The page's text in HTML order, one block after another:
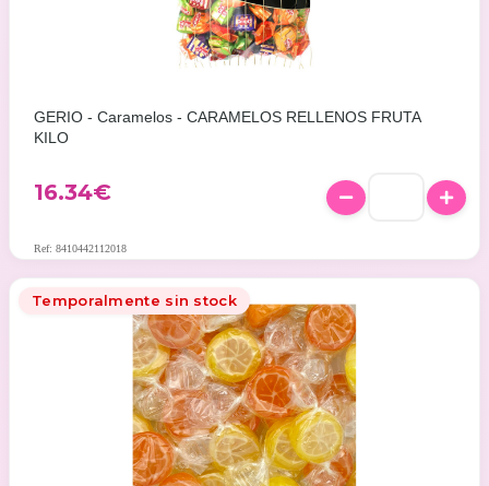
GERIO - Caramelos - CARAMELOS RELLENOS FRUTA
KILO
16.34€
Ref: 8410442112018
Temporalmente sin stock